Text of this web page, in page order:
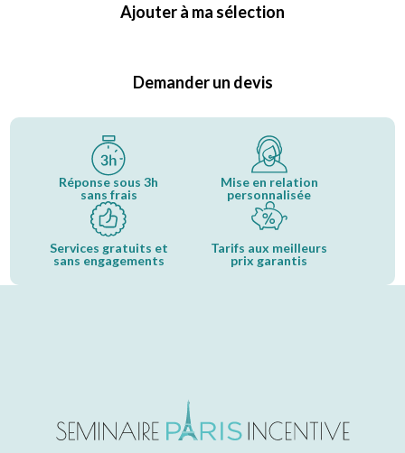
Ajouter à ma sélection
Demander un devis
Réponse sous 3h
sans frais
Mise en relation
personnalisée
Services gratuits et
sans engagements
Tarifs aux meilleurs
prix garantis